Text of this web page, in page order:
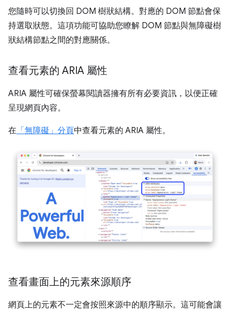
您隨時可以切換回 DOM 樹狀結構。對應的 DOM 節點會保
持選取狀態。這項功能可協助您瞭解 DOM 節點與無障礙樹
狀結構節點之間的對應關係。
查看元素的 ARIA 屬性
ARIA 屬性可確保螢幕閱讀器擁有所有必要資訊，以便正確
呈現網頁內容。
在 「無障礙」分頁中查看元素的 ARIA 屬性。
查看畫面上的元素來源順序
網頁上的元素不一定會按照來源中的順序顯示。這可能會讓